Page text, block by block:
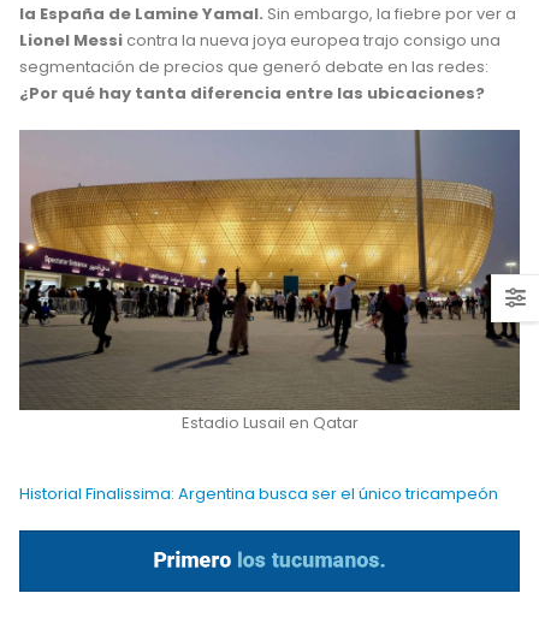
la España de Lamine Yamal. Sin embargo, la fiebre por ver a
Lionel Messi contra la nueva joya europea trajo consigo una
segmentación de precios que generó debate en las redes:
¿Por qué hay tanta diferencia entre las ubicaciones?
Estadio Lusail en Qatar
Historial Finalissima: Argentina busca ser el único tricampeón